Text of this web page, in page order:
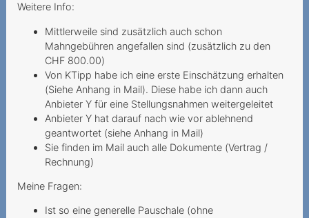
Weitere Info:
Mittlerweile sind zusätzlich auch schon
Mahngebühren angefallen sind (zusätzlich zu den
CHF 800.00)
Von KTipp habe ich eine erste Einschätzung erhalten
(Siehe Anhang in Mail). Diese habe ich dann auch
Anbieter Y für eine Stellungsnahmen weitergeleitet
Anbieter Y hat darauf nach wie vor ablehnend
geantwortet (siehe Anhang in Mail)
Sie finden im Mail auch alle Dokumente (Vertrag /
Rechnung)
Meine Fragen:
Ist so eine generelle Pauschale (ohne
Mehrwertdienstanbieter
missachtet gesetzliche
Vorgaben
2024
Preiserhöhung während der
Mindestvertragsdauer